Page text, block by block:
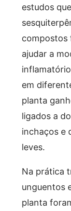
estudos
compostos
ajudar a
em
planta
ligados a
inchaços e
leves.
Na prática
unguentos
planta